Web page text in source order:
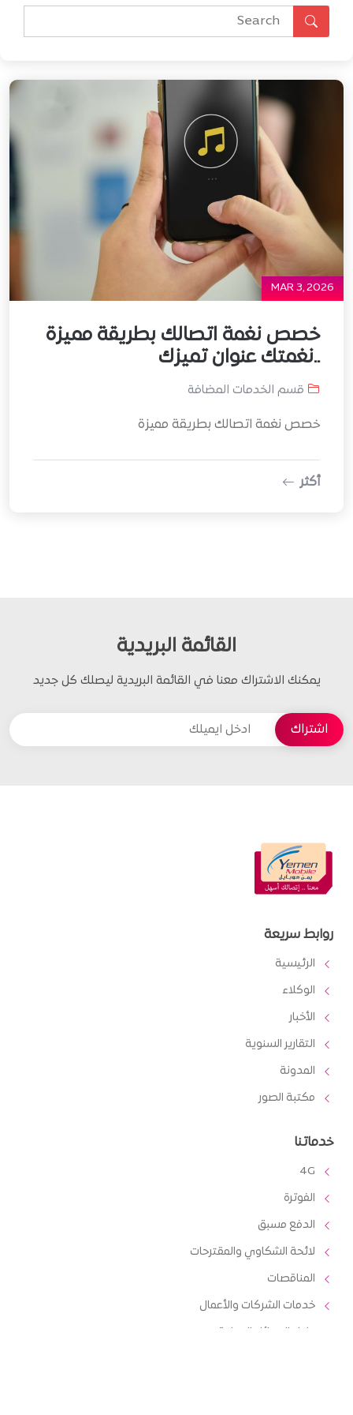
MAR 3, 2026
خصص نغمة اتصالك بطريقة مميزة
..نغمتك عنوان تميزك
قسم الخدمات المضافة
خصص نغمة اتصالك بطريقة مميزة
أكثر
القائمة البريدية
يمكنك الاشتراك معنا في القائمة البريدية ليصلك كل جديد
روابط سريعة
الرئيسية
الوكلاء
الأخبار
التقارير السنوية
المدونة
مكتبة الصور
خدماتنا
4G
الفوترة
الدفع مسبق
لائحة الشكاوي والمقترحات
المناقصات
خدمات الشركات والأعمال
دليل الرسائل الدولية